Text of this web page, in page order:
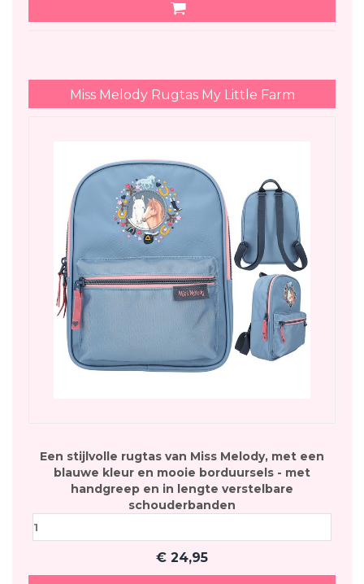
Miss Melody Rugtas My Little Farm
Een stijlvolle rugtas van Miss Melody, met een
blauwe kleur en mooie borduursels - met
handgreep en in lengte verstelbare
schouderbanden
€ 24,95